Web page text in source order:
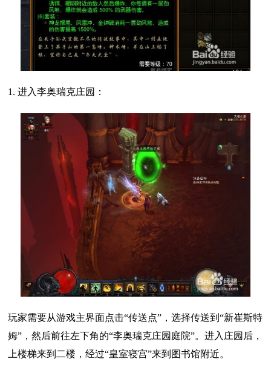
1. 进入李奥瑞克庄园：
玩家需要从游戏主界面点击“传送点”，选择传送到“新崔斯特
姆”，然后前往左下角的“李奥瑞克庄园庭院”。进入庄园后，
上楼梯来到二楼，经过“皇室寝宫”来到图书馆附近。